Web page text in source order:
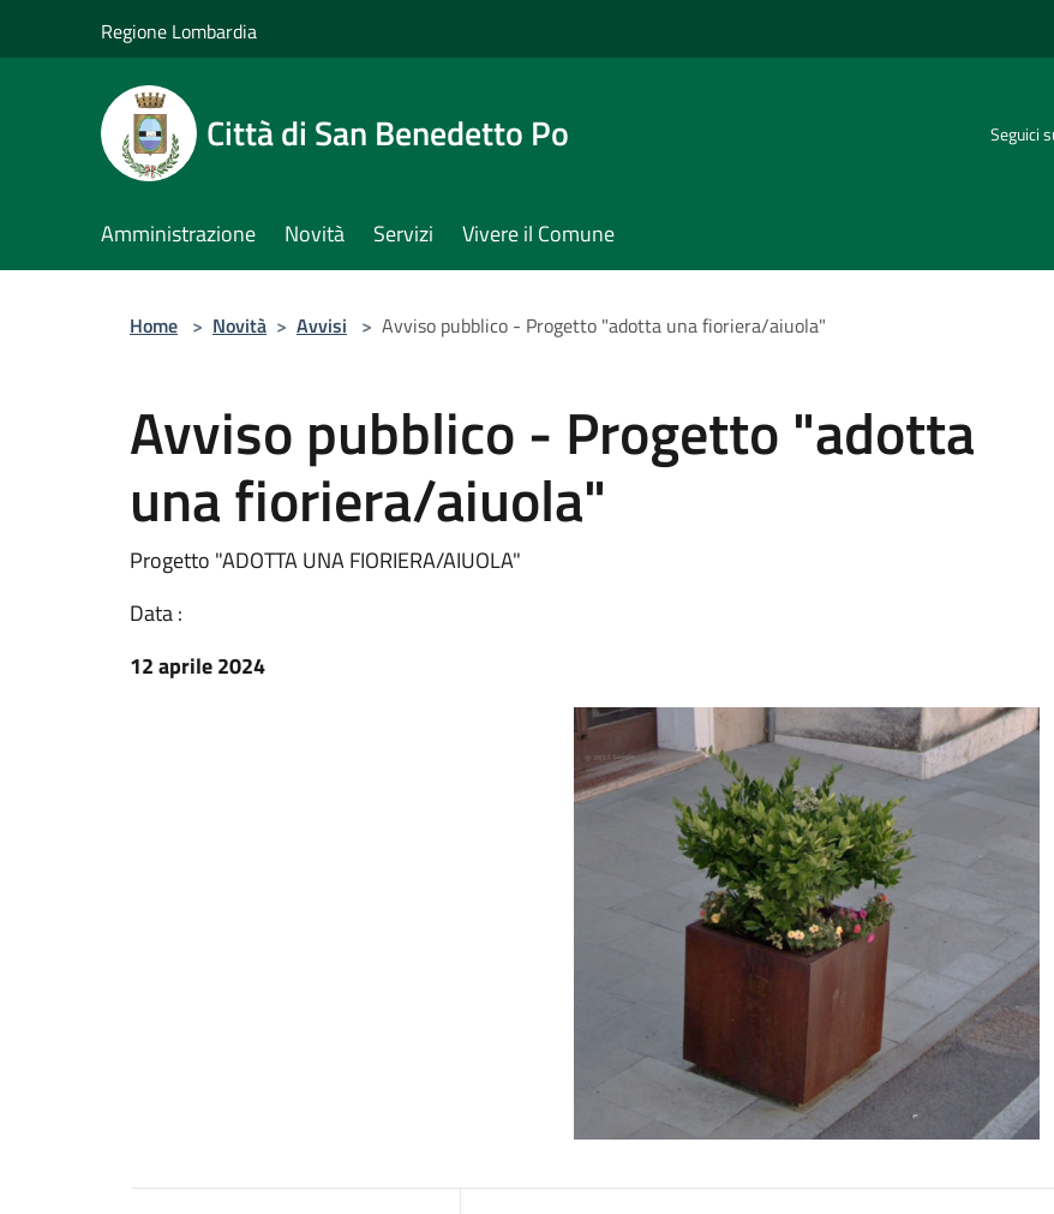
Regione Lombardia
Città di San Benedetto Po Seguici
Amministrazione Novità Servizi Vivere il Comune
Home > Novità > Avvisi > Avviso pubblico - Progetto "adotta una fioriera/aiuola"
Avviso pubblico - Progetto "adotta
una fioriera/aiuola"
Progetto "ADOTTA UNA FIORIERA/AIUOLA"
Data :
12 aprile 2024